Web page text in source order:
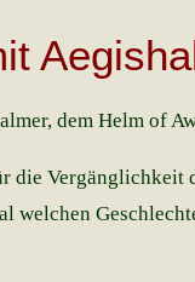
dem Helm of
die Vergänglichkeit
welchen